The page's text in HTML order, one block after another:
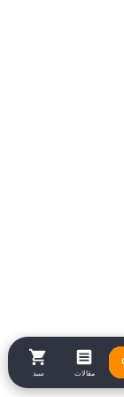
مقالات سبد